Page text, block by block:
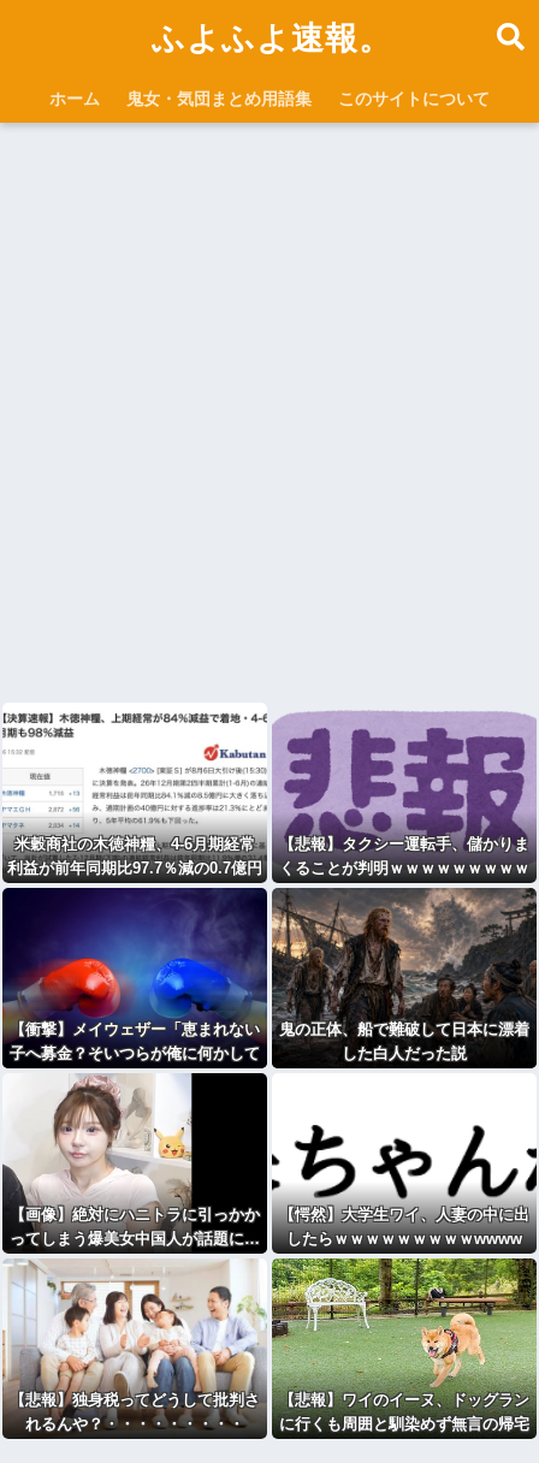
ふよふよ速報。
ホーム 鬼女・気団まとめ用語集 このサイトについて
米穀商社の木徳神糧、4-6月期経常
利益が前年同期比97.7％減の0.7億円
に減益
【悲報】タクシー運転手、儲かりま
くることが判明ｗｗｗｗｗｗｗｗｗ
ｗｗｗｗｗｗｗｗｗｗｗｗｗｗｗｗ
【衝撃】メイウェザー「恵まれない
子へ募金？そいつらが俺に何かして
くれたのか・・・・・・？」
⇒！！！
鬼の正体、船で難破して日本に漂着
した白人だった説
【画像】絶対にハニトラに引っかか
ってしまう爆美女中国人が話題に…
【愕然】大学生ワイ、人妻の中に出
したらｗｗｗｗｗｗｗｗｗwwww
【悲報】独身税ってどうして批判さ
れるんや？・・・・・・・・・
【悲報】ワイのイーヌ、ドッグラン
に行くも周囲と馴染めず無言の帰宅